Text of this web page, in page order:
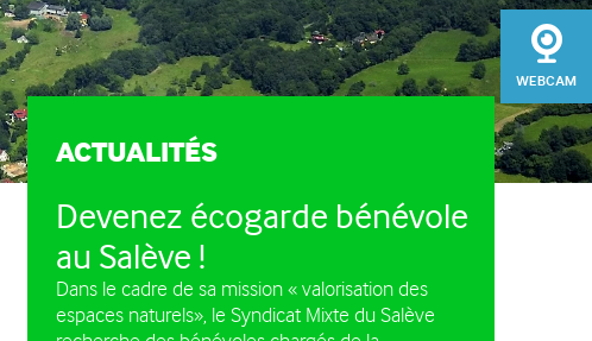
Balisage et entretien des
itinéraires de randonnée
Aménagement du massif
Valorisation du patrimoine
Charte de développement
Plan de circulation des
vehicules à moteur
4°
SAMEDI
3°
WEBCAM
ACTUALITÉS
Devenez écogarde bénévole
au Salève !
Dans le cadre de sa mission « valorisation des
espaces naturels», le Syndicat Mixte du Salève